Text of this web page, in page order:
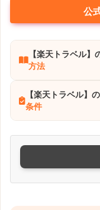
公
【楽天トラベル】
方法
【楽天トラベル】
条件